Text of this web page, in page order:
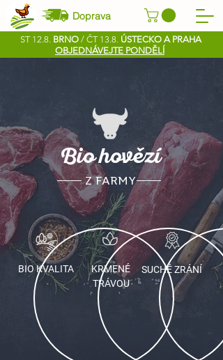
Doprava
ST 12.8. BRNO / ČT 13.8. ÚSTECKO A PRAHA
OBJEDNÁVEJTE PONDĚLÍ
Bio hovězí
Z FARMY
BIO KVALITA
KRMENÉ
TRÁVOU
SUCHÉ ZRÁNÍ